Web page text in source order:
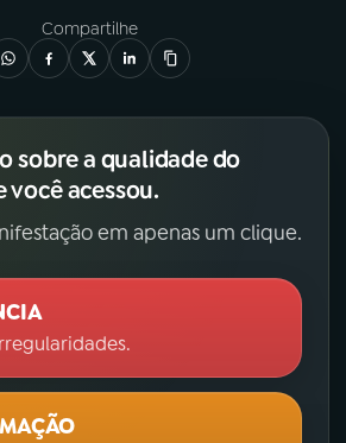
Compartilhe
sobre a qualidade do
acessou.
em apenas um clique.